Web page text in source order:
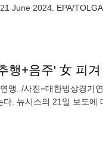
tennis tournament in London,
맹. /사진=대한빙상경기
. 뉴시스의 21일 보도